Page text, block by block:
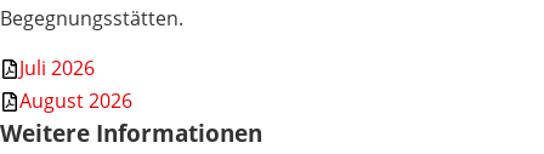
Begegnungsstätten.
Juli 2026
August 2026
Weitere Informationen